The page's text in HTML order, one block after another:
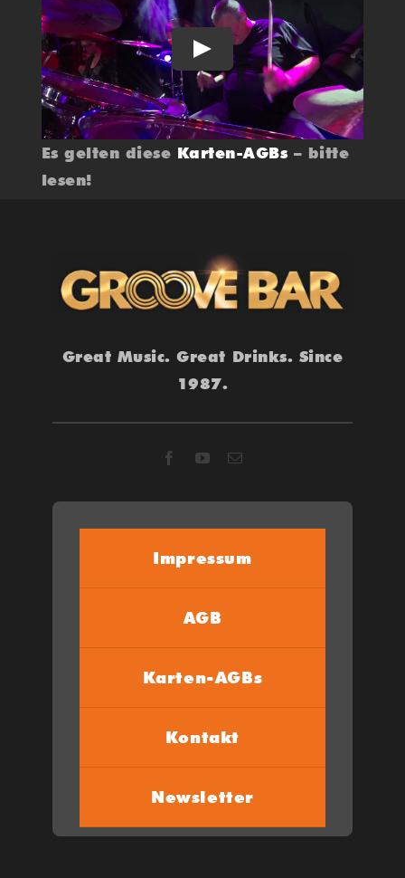
Play
Es gelten diese Karten-AGBs – bitte
lesen!
Great Music. Great Drinks. Since
1987.
Impressum
AGB
Karten-AGBs
Kontakt
Newsletter